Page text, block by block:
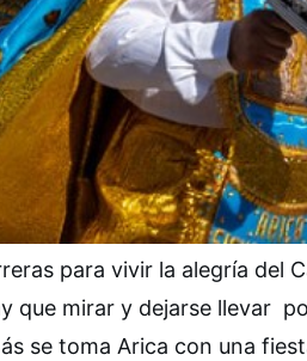
para vivir la alegría del
que mirar y dejarse llevar
se toma Arica con una